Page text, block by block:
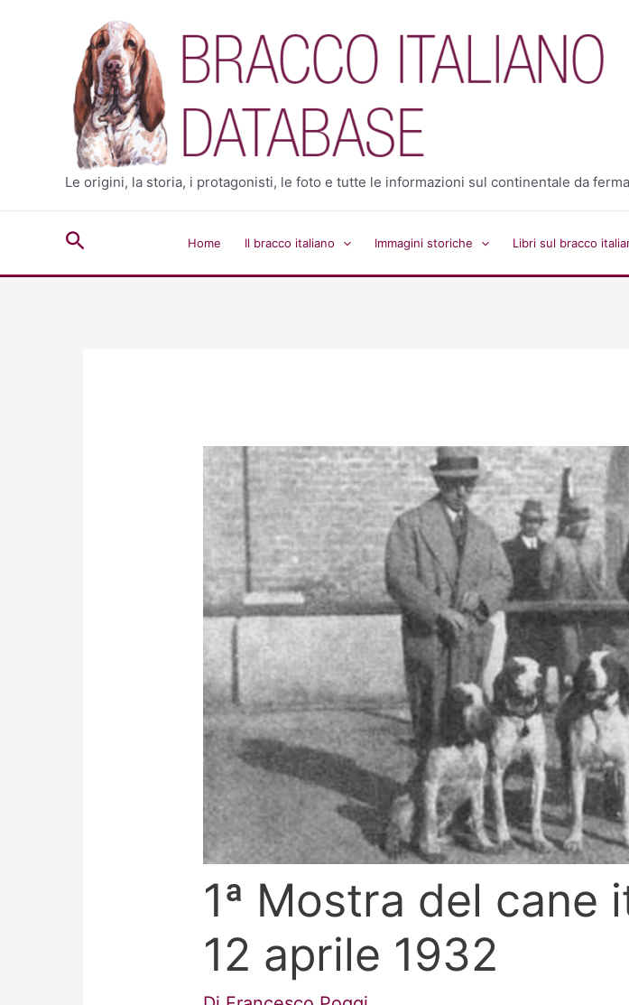
contenuto
Le origini, la storia, i protagonisti, le foto e tutte le informazioni sul continentale da
Cerca Home Il bracco italiano Immagini storiche Libri sul bracco
1ª Mostra del cane
12 aprile 1932